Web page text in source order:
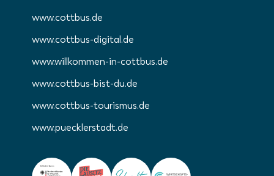
www.cottbus.de
www.cottbus-digital.de
www.willkommen-in-cottbus.de
www.cottbus-bist-du.de
www.cottbus-tourismus.de
www.puecklerstadt.de